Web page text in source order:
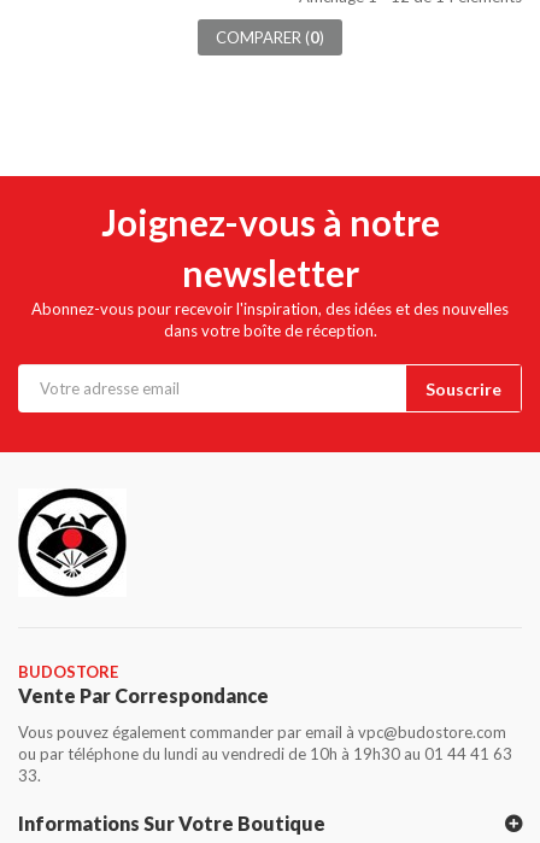
COMPARER (0)
Joignez-vous à notre
newsletter
Abonnez-vous pour recevoir l'inspiration, des idées et des nouvelles
dans votre boîte de réception.
BUDOSTORE
Vente Par Correspondance
Vous pouvez également commander par email à vpc@budostore.com
ou par téléphone du lundi au vendredi de 10h à 19h30 au 01 44 41 63
33.
Informations Sur Votre Boutique